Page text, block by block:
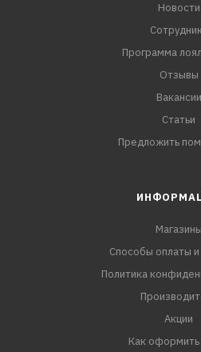
Новости
Программа
Отзывы
Вакансии
Статьи
Предложить
Магазины
Способы оплаты и
Политика
Акции
Как оформить